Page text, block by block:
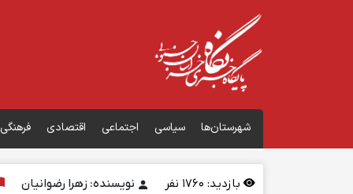
شهرستان‌ها سیاسی اجتماعی اقتصادی فرهنگی
بازدید: نفر نویسنده: زهرا رضوانیان